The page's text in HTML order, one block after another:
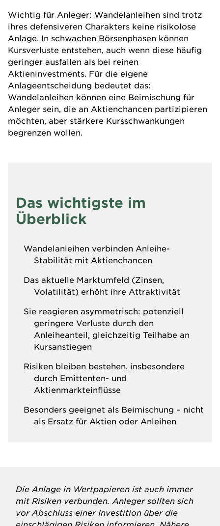
Wichtig für Anleger: Wandelanleihen sind trotz
ihres defensiveren Charakters keine risikolose
Anlage. In schwachen Börsenphasen können
Kursverluste entstehen, auch wenn diese häufig
geringer ausfallen als bei reinen
Aktieninvestments. Für die eigene
Anlageentscheidung bedeutet das:
Wandelanleihen können eine Beimischung für
Anleger sein, die an Aktienchancen partizipieren
möchten, aber stärkere Kursschwankungen
begrenzen wollen.
Das wichtigste im
Überblick
Wandelanleihen verbinden Anleihe-
Stabilität mit Aktienchancen
Das aktuelle Marktumfeld (Zinsen,
Volatilität) erhöht ihre Attraktivität
Sie reagieren asymmetrisch: potenziell
geringere Verluste durch den
Anleiheanteil, gleichzeitig Teilhabe an
Kursanstiegen
Risiken bleiben bestehen, insbesondere
durch Emittenten- und
Aktienmarkteinflüsse
Besonders geeignet als Beimischung – nicht
als Ersatz für Aktien oder Anleihen
Die Anlage in Wertpapieren ist auch immer
mit Risiken verbunden. Anleger sollten sich
vor Abschluss einer Investition über die
einschlägigen Risiken informieren. Nähere